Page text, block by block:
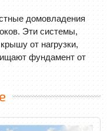
домовладения
Эти системы,
от нагрузки,
фундамент от